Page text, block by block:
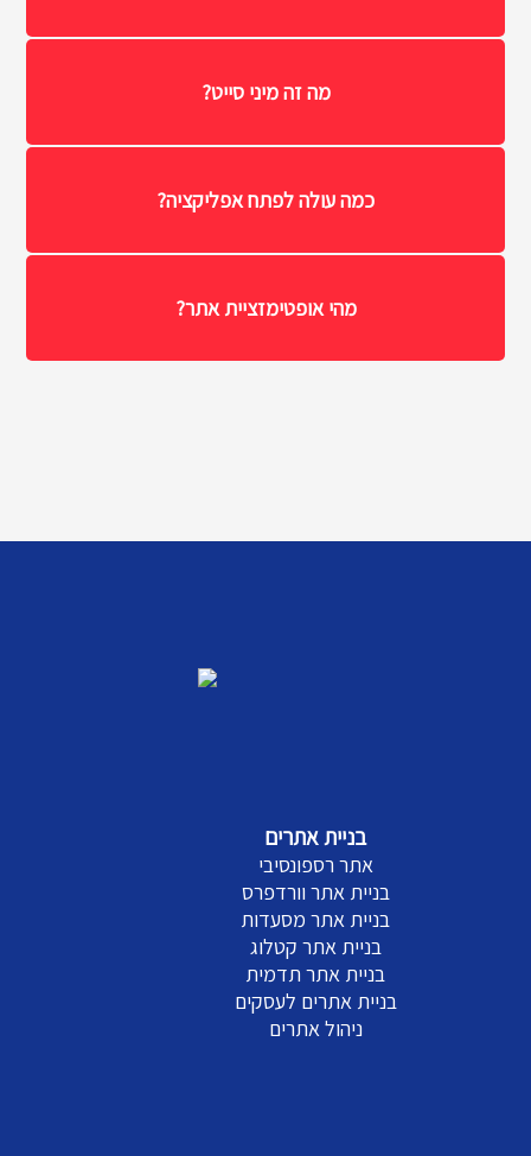
מה זה מיני סייט?
כמה עולה לפתח אפליקציה?
מהי אופטימזציית אתר?
בניית אתרים
אתר רספונסיבי
בניית אתר וורדפרס
בניית אתר מסעדות
בניית אתר קטלוג
בניית אתר תדמית
בניית אתרים לעסקים
ניהול אתרים